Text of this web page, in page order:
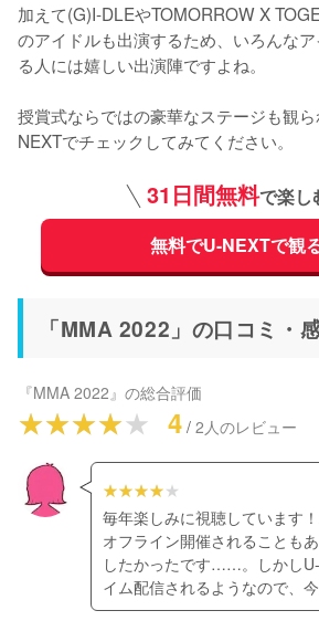
加えて(G)I-DLEやTOMORROW X
のアイドルも出演するため、いろんな
る人には嬉しい出演陣ですよね。
授賞式ならではの豪華なステージも観
NEXTでチェックしてみてください。
31日間無料で楽し
無料でU-NEXTで観
「MMA 2022」の口コミ・
『MMA 2022』の総合評価
4 / 2人のレビュー
毎年楽しみに視聴しています
オフライン開催されることも
したかったです……。しかし
イム配信されるようなので、